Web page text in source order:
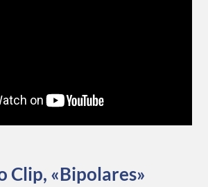
Clip, «Bipolares»